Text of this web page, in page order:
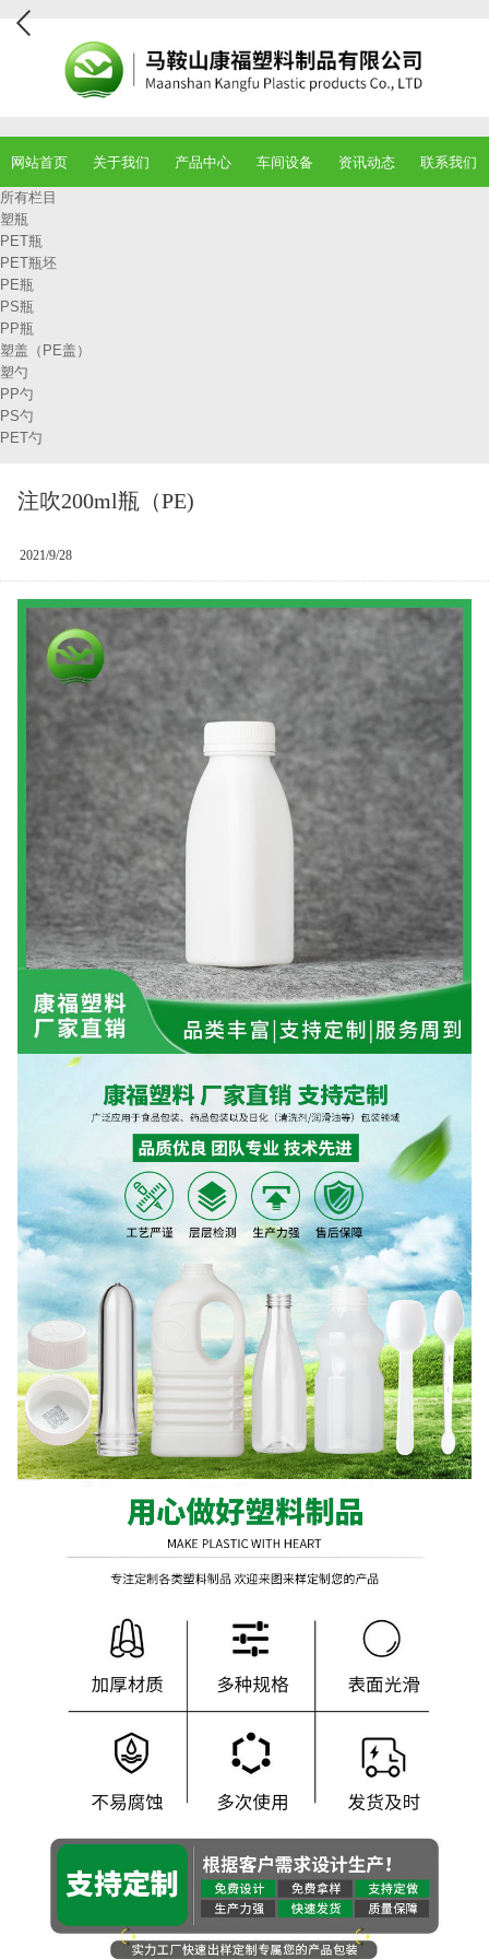
网站首页 关于我们 产品中心 车间设备 资讯动态 联系我们
所有栏目
塑瓶
PET瓶
PET瓶坯
PE瓶
PS瓶
PP瓶
塑盖（PE盖）
塑勺
PP勺
PS勺
PET勺
注吹200ml瓶（PE)
2021/9/28